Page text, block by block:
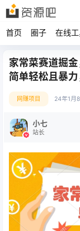
首页 圈子 在线
家常菜赛道掘金
简单轻松且暴力
网赚项目 24年1月8
小七
站长